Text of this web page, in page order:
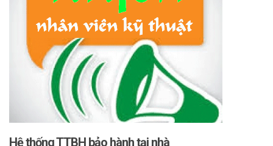
Hệ thống TTBH bảo hành tại nhà